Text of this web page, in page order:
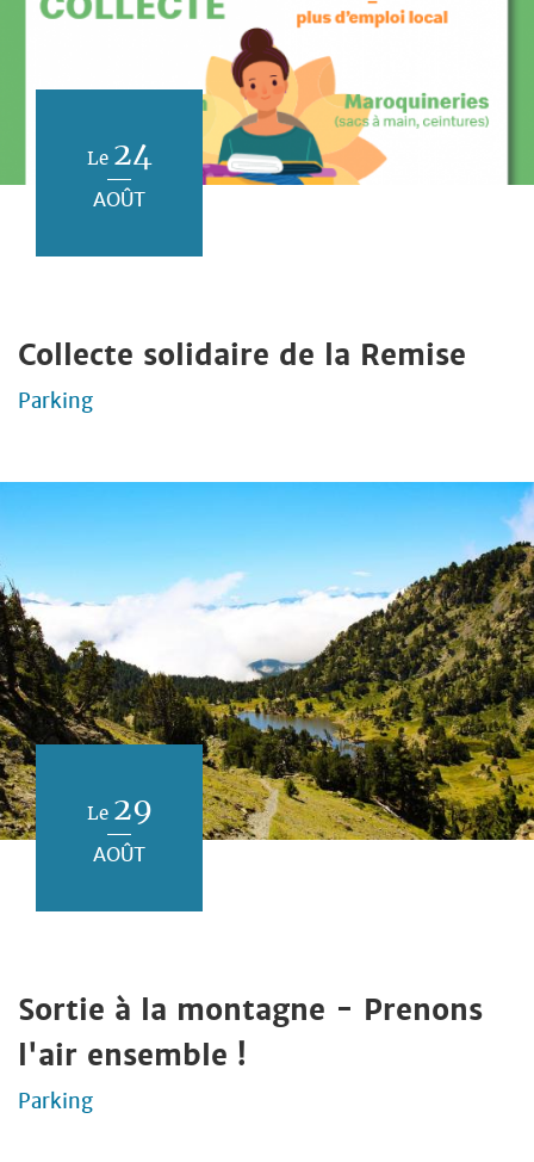
Le 24
AOÛT
Collecte solidaire de la Remise
Parking
Le 29
AOÛT
Sortie à la montagne - Prenons
l'air ensemble !
Parking